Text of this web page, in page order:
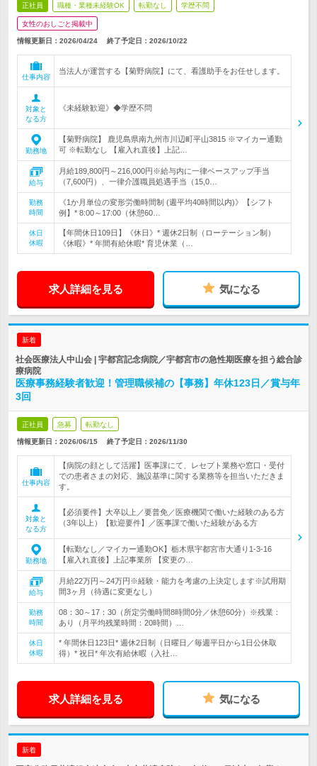
正社員 職種・業種未経験OK 転勤なし 学歴不問
女性のおしごと掲載中
情報更新日：2026/04/24 終了予定日： 2026/10/22
仕事内容
当法人が運営する【菊野病院】にて、看護助手をお任せします。
対象と
なる方
《未経験歓迎》◆学歴不問
勤務地
【菊野病院】 鹿児島県南九州市川辺町平山3815 ※マイカー通勤
可 ※転勤なし 【雇入れ直後】上記…
給与
月給189,800円～216,000円※給与内に一律ベースアップ手当
（7,600円）、一律介護職員処遇手当（15,0…
勤務
時間
《1か月単位の変形労働時間制 (週平均40時間以内)》【シフト
例】* 8:00～17:00（休憩60…
休日
休暇
【年間休日109日】《休日》* 週休2日制（ローテーション制）
《休暇》* 年間有給休暇* 育児休業（…
求人詳細を見る 気になる
新着
社会医療法人中山会 | 宇都宮記念病院／宇都宮市の急性期医療を担う総合診
療病院
医療事務経験者歓迎！管理職候補の【事務】年休123日／賞与年
3回
正社員 急募 転勤なし
情報更新日：2026/06/15 終了予定日： 2026/11/30
仕事内容
【病院の顔として活躍】医事課にて、レセプト業務や窓口・受付
での患者さまの対応、施設基準に関する業務等を担当いただきま
す。
対象と
なる方
【必須要件】大卒以上／要普免／医療機関で働いた経験のある方
（3年以上）【歓迎要件】／医事課で働いた経験がある方
勤務地
【転勤なし／マイカー通勤OK】栃木県宇都宮市大通り1-3-16
【雇入れ直後】上記事業所 【変更の…
給与
月給22万円～24万円※経験・能力を考慮の上決定します※試用期
間3ヶ月（待遇に変更なし）
勤務
時間
08：30～17：30（所定労働時間8時間0分／休憩60分）※残業：
あり（月平均残業時間：20時間）…
休日
休暇
* 年間休日123日* 週休2日制（日曜日／毎週平日から1日公休取
得）* 祝日* 年次有給休暇（入社…
求人詳細を見る 気になる
新着